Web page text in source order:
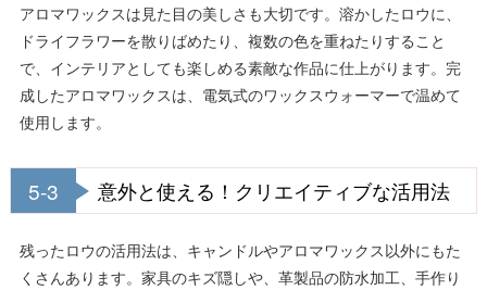
アロマワックスは見た目の美しさも大切です。溶かしたロウに、
ドライフラワーを散りばめたり、複数の色を重ねたりすること
で、インテリアとしても楽しめる素敵な作品に仕上がります。完
成したアロマワックスは、電気式のワックスウォーマーで温めて
使用します。
5-3 意外と使える！クリエイティブな活用法
残ったロウの活用法は、キャンドルやアロマワックス以外にもた
くさんあります。家具のキズ隠しや、革製品の防水加工、手作り